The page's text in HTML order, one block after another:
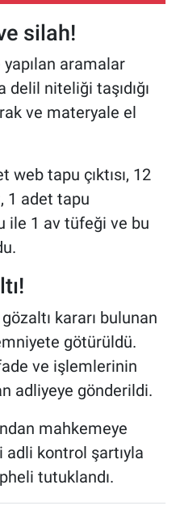
silah!
aramalar
niteliği taşıdığı
ve materyale el
web tapu çıktısı, 12
1 adet tapu
ile 1 av tüfeği ve bu
kararı bulunan
götürüldü.
ve işlemlerinin
adliyeye gönderildi.
mahkemeye
adli kontrol şartıyla
tutuklandı.